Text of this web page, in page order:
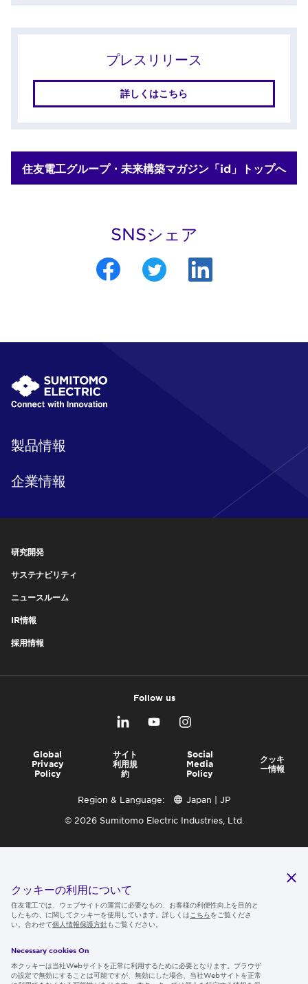
プレスリリース
詳しくはこちら
住友電工グループ・未来構築マガジン「id」トップへ
SNSシェア
製品情報
企業情報
研究開発
サステナビリティ
ニュースルーム
IR情報
採用情報
Follow us
Global
Privacy
Policy
サイト
利用規
約
Social
Media
Policy
クッキ
ー情報
Region & Language:
Japan | JP
© 2026 Sumitomo Electric Industries, Ltd.
クッキーの利用について
住友電工では、ウェブサイトの運営に必要なもの、お客様の利便性向上を目的と
したもの、に関してクッキーを使用しています。詳しくは こちらをご覧くださ
い。合わせて個人情報保護方針もご覧ください。
Necessary cookies On
本クッキーは当社Webサイトを正常に利用するために必要となります。ブラウザ
の設定で無効にすることは可能ですが、無効にした場合、当社Webサイトを正常